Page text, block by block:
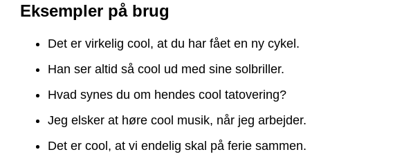
Eksempler på brug
Det er virkelig cool, at du har fået en ny cykel.
Han ser altid så cool ud med sine solbriller.
Hvad synes du om hendes cool tatovering?
Jeg elsker at høre cool musik, når jeg arbejder.
Det er cool, at vi endelig skal på ferie sammen.